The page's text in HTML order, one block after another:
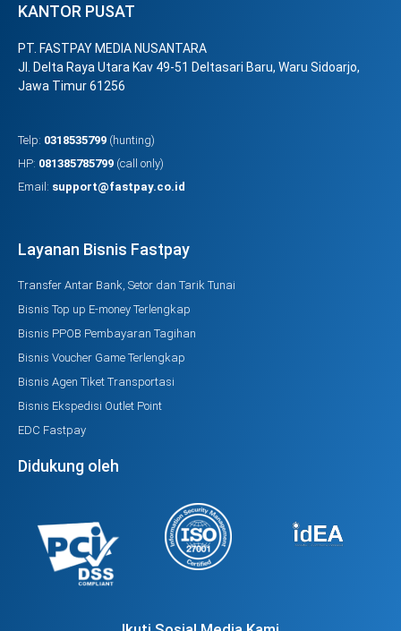
KANTOR PUSAT
PT. FASTPAY MEDIA NUSANTARA
Jl. Delta Raya Utara Kav 49-51 Deltasari Baru, Waru Sidoarjo,
Jawa Timur 61256
Telp: 0318535799 (hunting)
HP: 081385785799 (call only)
Email: support@fastpay.co.id
Layanan Bisnis Fastpay
Transfer Antar Bank, Setor dan Tarik Tunai
Bisnis Top up E-money Terlengkap
Bisnis PPOB Pembayaran Tagihan
Bisnis Voucher Game Terlengkap
Bisnis Agen Tiket Transportasi
Bisnis Ekspedisi Outlet Point
EDC Fastpay
Didukung oleh